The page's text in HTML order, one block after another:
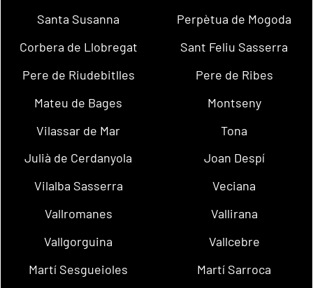
Santa Susanna
Perpètua de Mogoda
Corbera de Llobregat
Sant Feliu Sasserra
Pere de Riudebitlles
Pere de Ribes
Mateu de Bages
Montseny
Vilassar de Mar
Tona
Julià de Cerdanyola
Joan Despí
Vilalba Sasserra
Veciana
Vallromanes
Vallirana
Vallgorguina
Vallcebre
Martí Sesgueioles
Martí Sarroca